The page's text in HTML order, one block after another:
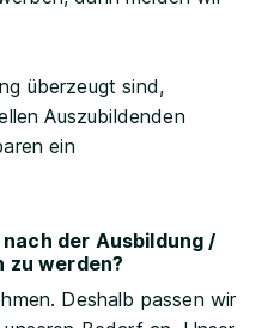
überzeugt sind,
Auszubildenden
ein
der Ausbildung /
zu werden?
Deshalb passen wir